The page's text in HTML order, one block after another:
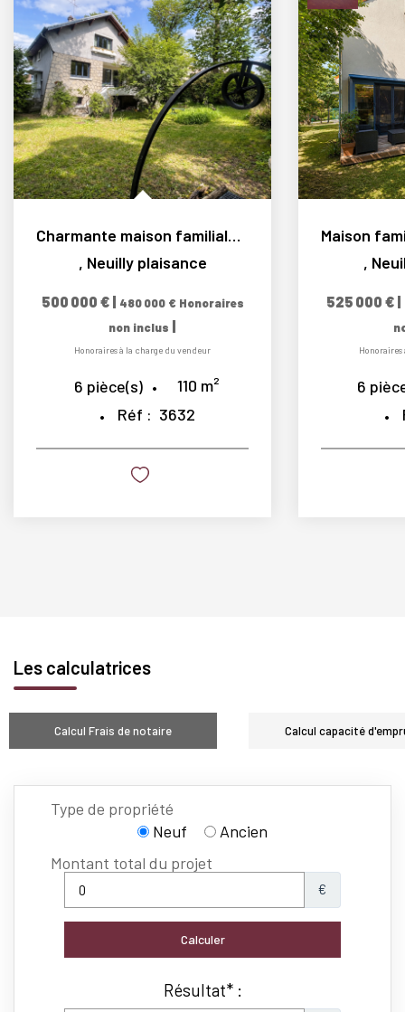
Charmante maison familiale 6 pièces avec jardin arboré sans...
, Neuilly plaisance
500 000 € | 480 000 € Honoraires
non inclus |
Honoraires à la charge du vendeur
6 pièce(s) 110 m²
Réf : 3632
,
525 000 € |
6
Les calculatrices
Calcul Frais de notaire Calcul capacité